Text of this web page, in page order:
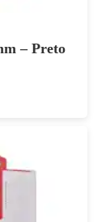
– Preto